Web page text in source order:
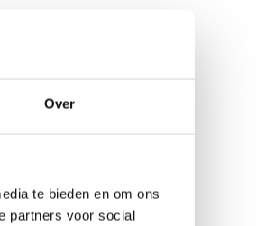
Over
te bieden en om ons
partners voor social